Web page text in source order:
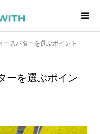
ースパターを選ぶポイント
ーを選ぶポイン